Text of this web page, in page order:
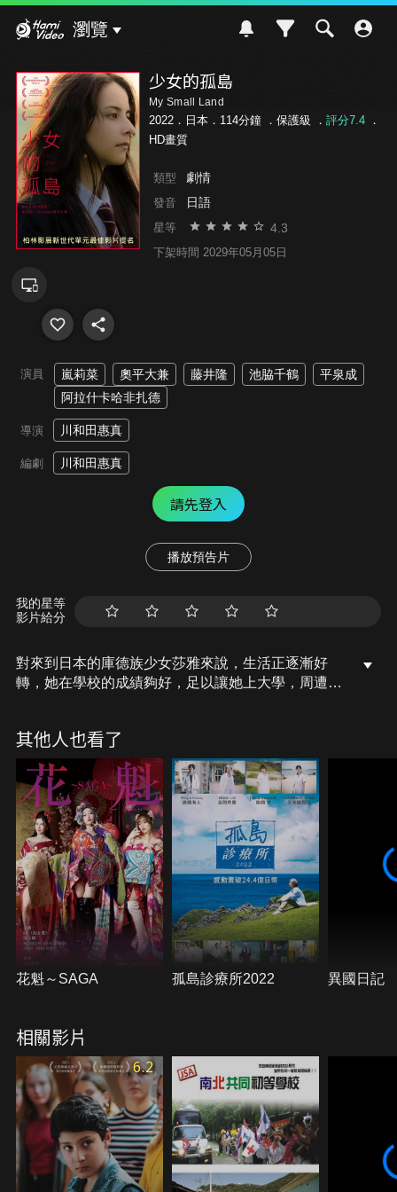
瀏覽
少女的孤島
My Small Land
2022．日本．114分鐘 ． 保護級 ． 評分7.4．
HD畫質
類型 劇情
發音 日語
星等 4.3
下架時間 2029年05月05日
演員 嵐莉菜 奧平大兼 藤井隆 池脇千鶴
平泉成
阿拉什卡哈非扎德
導演 川和田惠真
編劇 川和田惠真
請先登入
播放預告片
我的星等
影片給分
對來到日本的庫德族少女莎雅來說，生活正逐漸好
轉，她在學校的成績夠好，足以讓她上大學，周遭也
被規定不能離開所居住的埼玉縣。莎雅的爸爸被以非
法就業的名義拘留，莎雅不僅要照顧弟妹也要開始自
力更生…
其他人也看了
花魁～SAGA 孤島診療所2022 異國日記
相關影片
6.2